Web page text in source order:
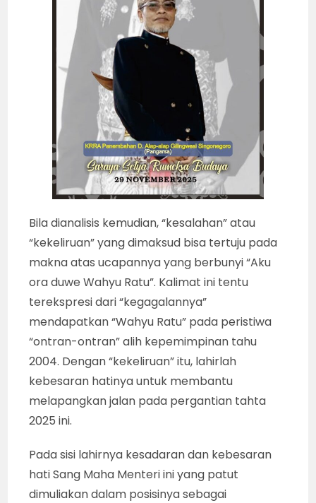
Bila dianalisis kemudian, “kesalahan” atau
“kekeliruan” yang dimaksud bisa tertuju pada
makna atas ucapannya yang berbunyi “Aku
ora duwe Wahyu Ratu”. Kalimat ini tentu
terekspresi dari “kegagalannya”
mendapatkan “Wahyu Ratu” pada peristiwa
“ontran-ontran” alih kepemimpinan tahu
2004. Dengan “kekeliruan” itu, lahirlah
kebesaran hatinya untuk membantu
melapangkan jalan pada pergantian tahta
2025 ini.
Pada sisi lahirnya kesadaran dan kebesaran
hati Sang Maha Menteri ini yang patut
dimuliakan dalam posisinya sebagai